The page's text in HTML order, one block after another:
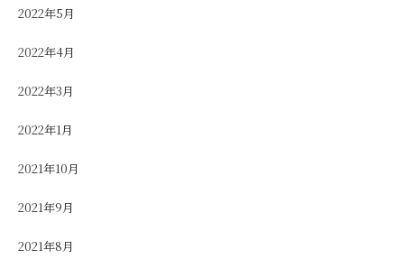
2022年5月
2022年4月
2022年3月
2022年1月
2021年10月
2021年9月
2021年8月